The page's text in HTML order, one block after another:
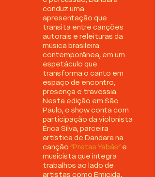
conduz uma
apresentação que
transita entre canções
autorais e releituras da
música brasileira
contemporânea, em um
espetáculo que
transforma o canto em
espaço de encontro,
presença e travessia.
Nesta edição em São
Paulo, o show conta com
participação da violonista
Érica Silva, parceira
artística de Dandara na
canção “Pretas Yabás” e
musicista que integra
trabalhos ao lado de
artistas como Emicida,